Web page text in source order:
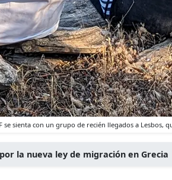
se sienta con un grupo de recién llegados a Lesbos,
la nueva ley de migración en Grecia